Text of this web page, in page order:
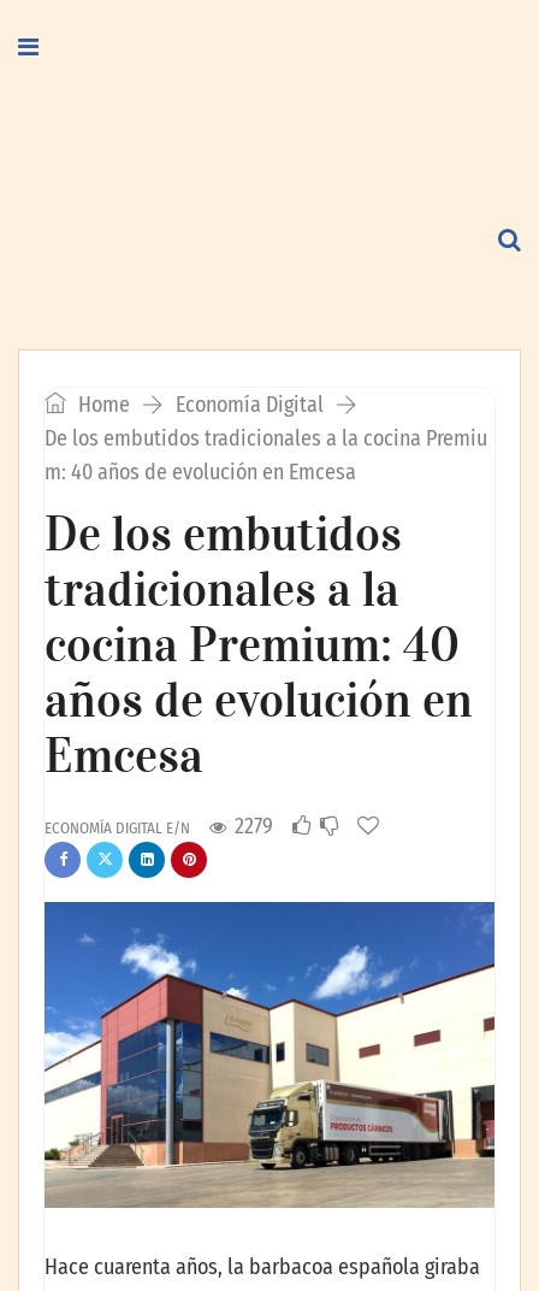
Home
Economía Digital
De los embutidos tradicionales a la cocina Premiu
m: 40 años de evolución en Emcesa
De los embutidos
tradicionales a la
cocina Premium: 40
años de evolución en
Emcesa
ECONOMÍA DIGITAL E/N 2279
Hace cuarenta años, la barbacoa española giraba